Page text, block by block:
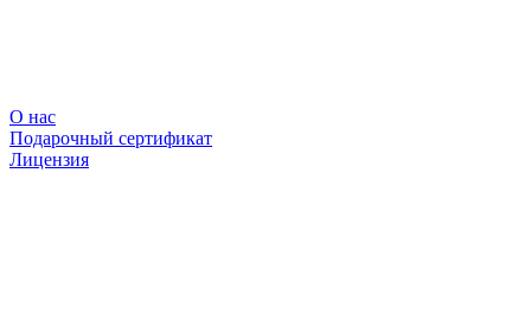
О нас
Подарочный сертификат
Лицензия